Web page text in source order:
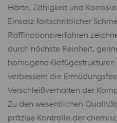
Härte, Zähigkeit und
Einsatz fortschrittlicher
Raffinationsverfahren
durch höchste Reinheit,
homogene
verbessern die
Verschleißverhalten der
Zu den wesentlichen
präzise Kontrolle der